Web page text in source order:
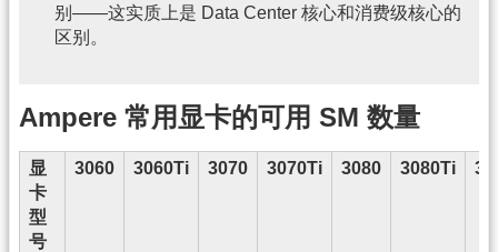
别——这实质上是 Data Center 核心和消费级核心的
区别。
Ampere 常用显卡的可用 SM 数量
显
卡
型
号
3060 3060Ti 3070 3070Ti 3080 3080Ti